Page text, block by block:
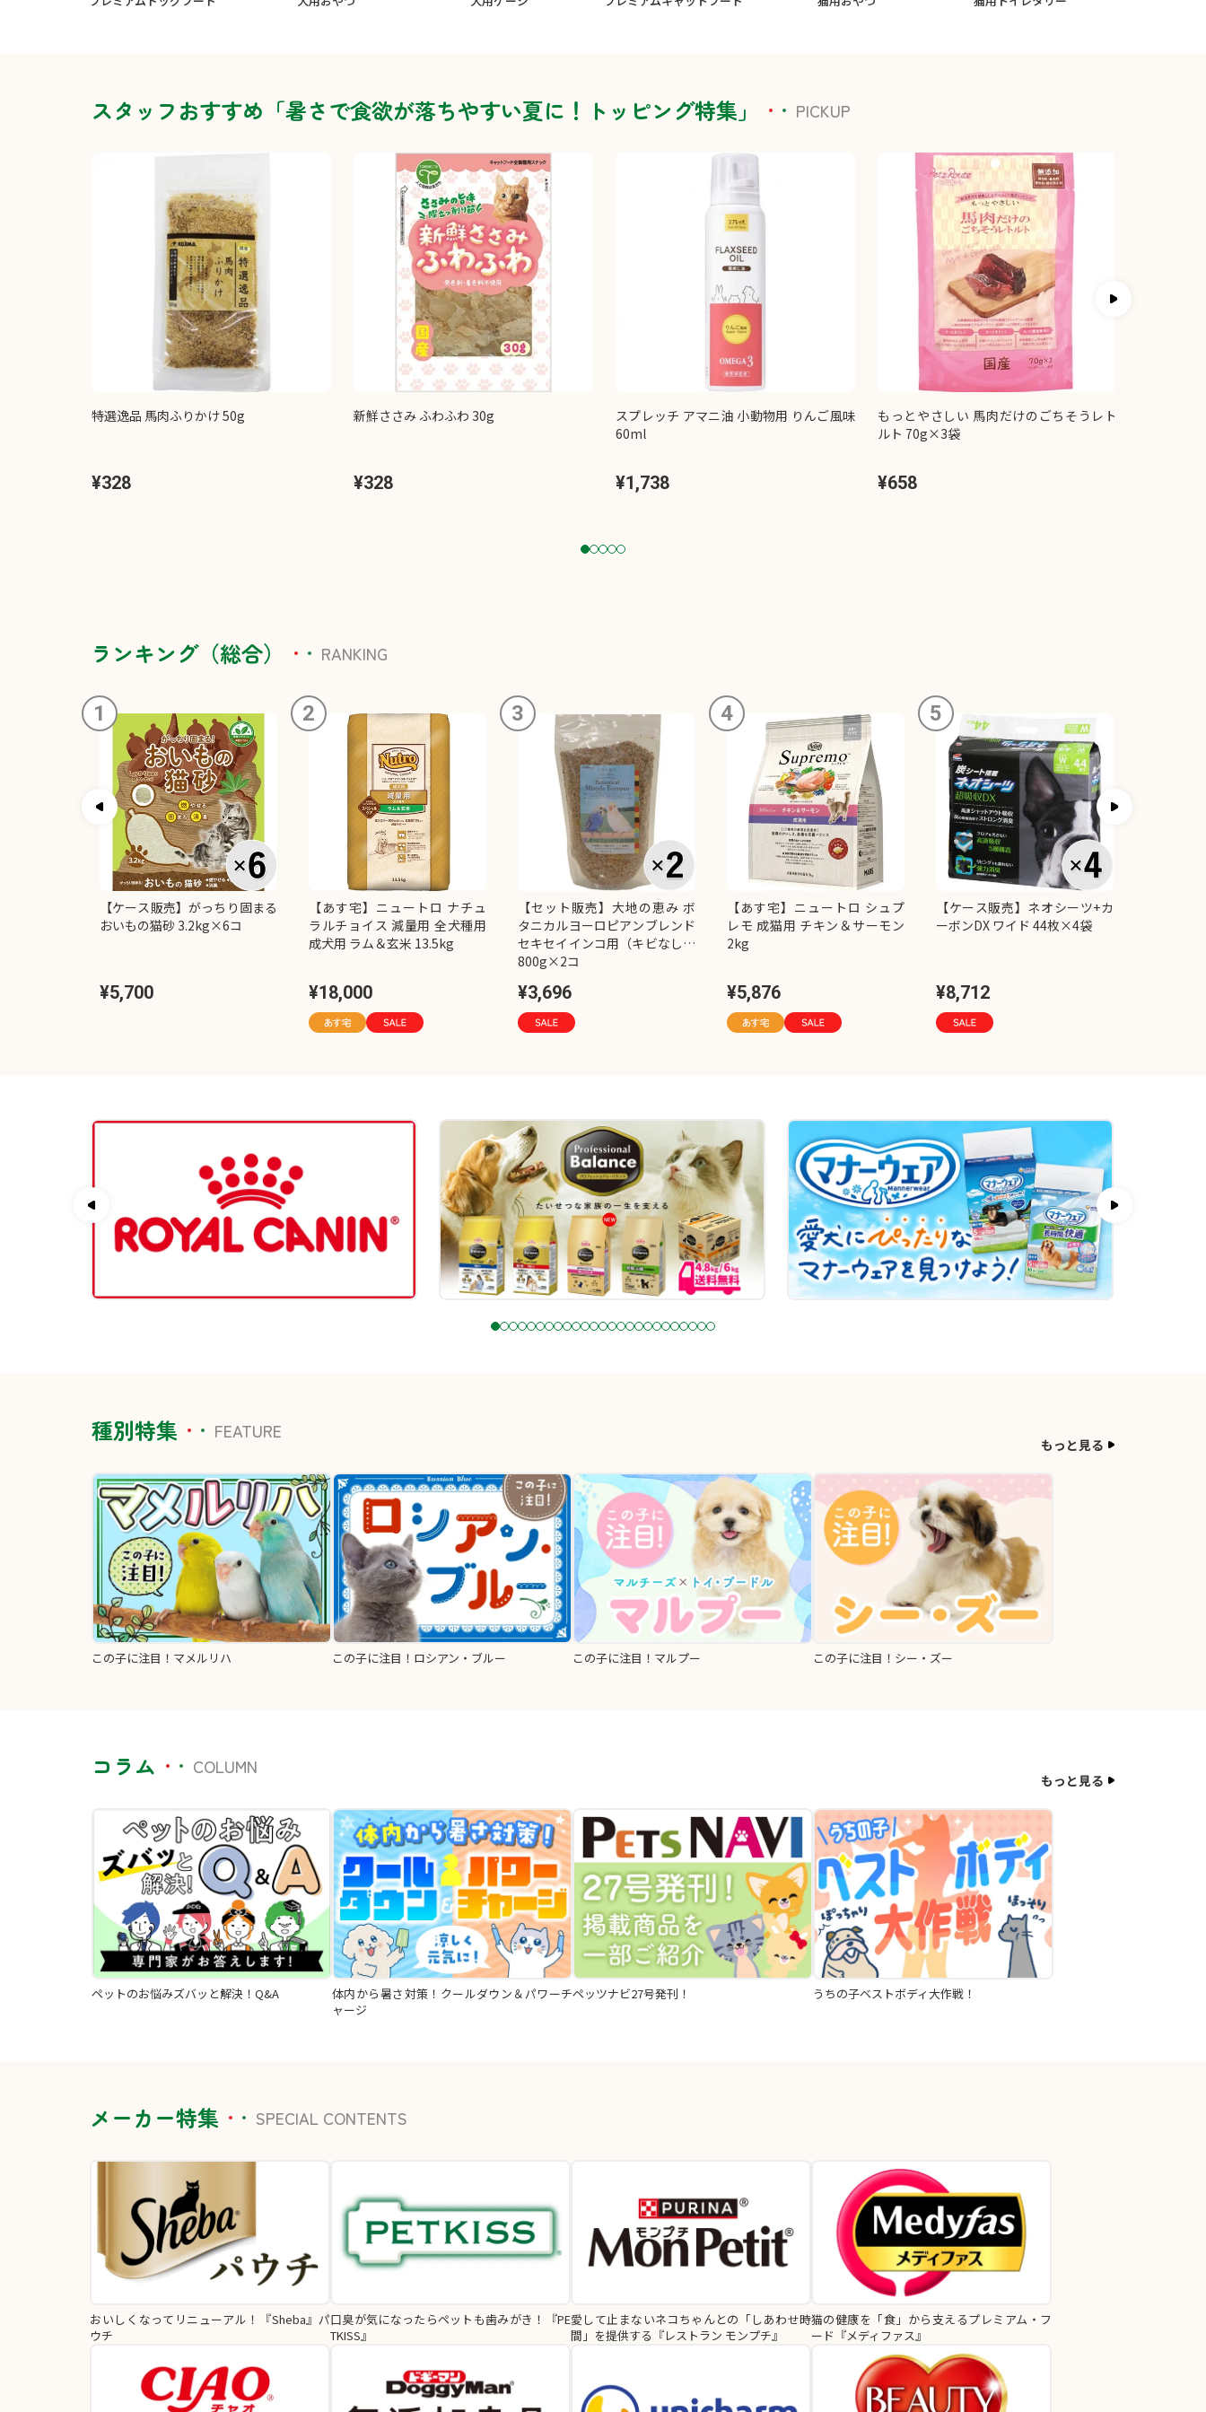
スタッフおすすめ「暑さで食欲が落ちやすい夏に！トッピング特集」 PICKUP
特選逸品 馬肉ふりかけ 50g
¥328
新鮮ささみ ふわふわ 30g
¥328
スプレッチ アマニ油 小動物用 りんご風味
60ml
¥1,738
もっとやさしい 馬肉だけのごちそうレト
ルト 70g×3袋
¥658
12345
ランキング（総合） RANKING
1
【ケース販売】がっちり固まる
おいもの猫砂 3.2kg×6コ
¥5,700
2
【あす宅】ニュートロ ナチュ
ラルチョイス 減量用 全犬種用
成犬用 ラム＆玄米 13.5kg
¥18,000
3
【セット販売】大地の恵み ボ
タニカルヨーロピアンブレンド
セキセイインコ用（キビなし）
800g×2コ
¥3,696
4
【あす宅】ニュートロ シュプ
レモ 成猫用 チキン＆サーモン
2kg
¥5,876
5
【ケース販売】ネオシーツ+カ
ーボンDX ワイド 44枚×4袋
¥8,712
1234567891111111111222222
種別特集 FEATURE
もっと見る
この子に注目！マメルリハ この子に注目！ロシアン・ブルー この子に注目！マルプー この子に注目！シー・ズー
コラム COLUMN
もっと見る
ペットのお悩みズバッと解決！Q&A
体内から暑さ対策！クールダウン＆パワーチ
ャージ
ペッツナビ27号発刊！ うちの子ベストボディ大作戦！
メーカー特集 SPECIAL CONTENTS
おいしくなってリニューアル！『Sheba』パ
ウチ
口臭が気になったらペットも歯みがき！『PE
TKISS』
愛して止まないネコちゃんとの「しあわせ時
間」を提供する『レストラン モンプチ』
猫の健康を「食」から支えるプレミアム・フ
ード『メディファス』